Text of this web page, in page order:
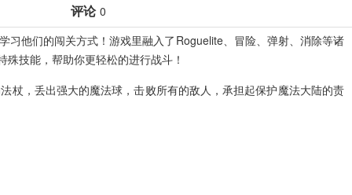
评论 0
他们的闯关方式！游戏里融入了Roguelite、冒险、弹射、消除等诸
技能，帮助你更轻松的进行战斗！
杖，丢出强大的魔法球，击败所有的敌人，承担起保护魔法大陆的责